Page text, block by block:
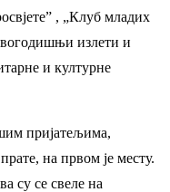
, „Клуб младих
излети и
и културне
пријатељима,
на првом је месту.
су се свеле на